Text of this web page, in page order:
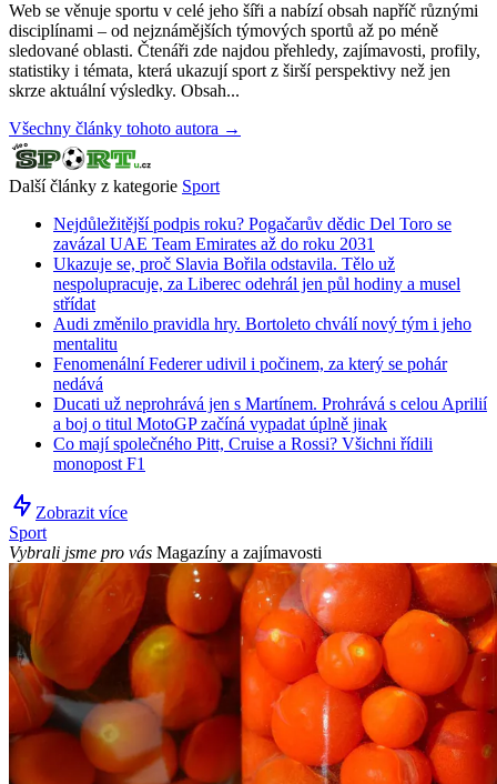
Web se věnuje sportu v celé jeho šíři a nabízí obsah napříč různými
disciplínami – od nejznámějších týmových sportů až po méně
sledované oblasti. Čtenáři zde najdou přehledy, zajímavosti, profily,
statistiky i témata, která ukazují sport z širší perspektivy než jen
skrze aktuální výsledky. Obsah...
Všechny články tohoto autora →
Další články z kategorie Sport
Nejdůležitější podpis roku? Pogačarův dědic Del Toro se
zavázal UAE Team Emirates až do roku 2031
Ukazuje se, proč Slavia Bořila odstavila. Tělo už
nespolupracuje, za Liberec odehrál jen půl hodiny a musel
střídat
Audi změnilo pravidla hry. Bortoleto chválí nový tým i jeho
mentalitu
Fenomenální Federer udivil i počinem, za který se pohár
nedává
Ducati už neprohrává jen s Martínem. Prohrává s celou Aprilií
a boj o titul MotoGP začíná vypadat úplně jinak
Co mají společného Pitt, Cruise a Rossi? Všichni řídili
monopost F1
Zobrazit více
Sport
Vybrali jsme pro vás Magazíny a zajímavosti